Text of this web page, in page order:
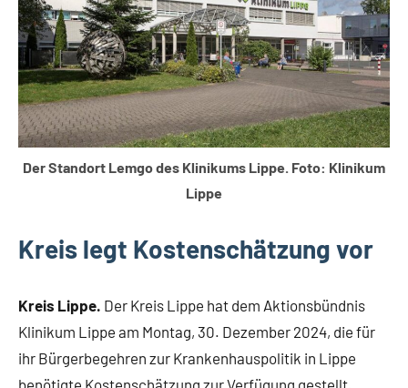
Der Standort Lemgo des Klinikums Lippe. Foto: Klinikum
Lippe
Kreis legt Kostenschätzung vor
Kreis Lippe. Der Kreis Lippe hat dem Aktionsbündnis
Klinikum Lippe am Montag, 30. Dezember 2024, die für
ihr Bürgerbegehren zur Krankenhauspolitik in Lippe